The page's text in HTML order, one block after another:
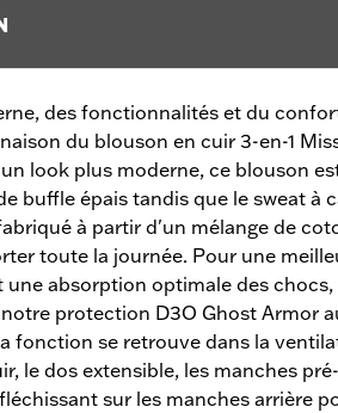
des fonctionnalités et du
du blouson en cuir 3-en-1
look plus moderne, ce blouson
buffle épais tandis que le sweat à
à partir d'un mélange de
toute la journée. Pour une
une absorption optimale des
protection D3O Ghost Armor
fonction se retrouve dans la
le dos extensible, les manches
sur les manches arrière